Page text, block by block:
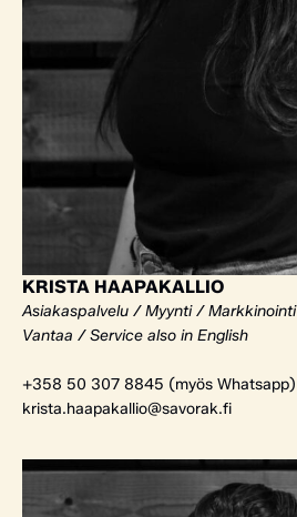
KRISTA HAAPAKALLIO
Asiakaspalvelu / Myynti / Markkinointi
Vantaa / Service also in English
+358 50 307 8845 (myös Whatsapp)
krista.haapakallio@savorak.fi